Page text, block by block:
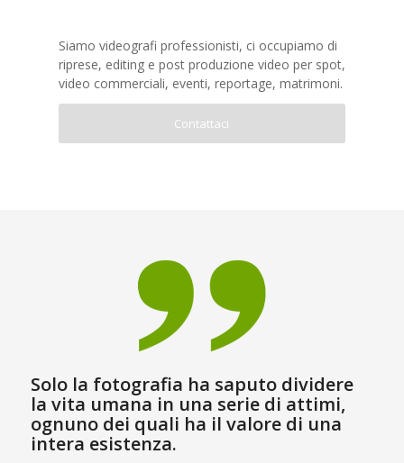
Siamo videografi professionisti, ci occupiamo di
riprese, editing e post produzione video per spot,
video commerciali, eventi, reportage, matrimoni.
Contattaci
Solo la fotografia ha saputo dividere
la vita umana in una serie di attimi,
ognuno dei quali ha il valore di una
intera esistenza.